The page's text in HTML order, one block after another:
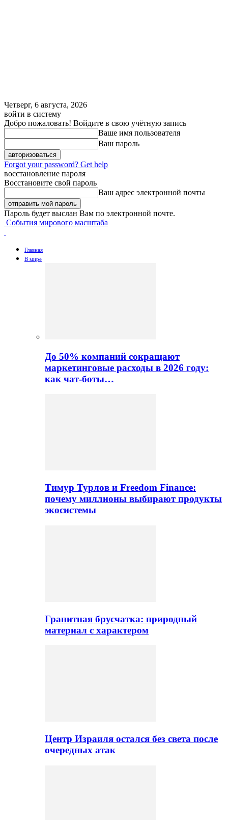
Четверг, 6 августа, 2026
войти в систему
Добро пожаловать! Войдите в свою учётную запись
Ваше имя пользователя
Ваш пароль
Forgot your password? Get help
восстановление пароля
Восстановите свой пароль
Ваш адрес электронной почты
Пароль будет выслан Вам по электронной почте.
События мирового масштаба
Главная
В мире
До 50% компаний сокращают
маркетинговые расходы в 2026 году:
как чат-боты…
Тимур Турлов и Freedom Finance:
почему миллионы выбирают продукты
экосистемы
Гранитная брусчатка: природный
материал с характером
Центр Израиля остался без света после
очередных атак